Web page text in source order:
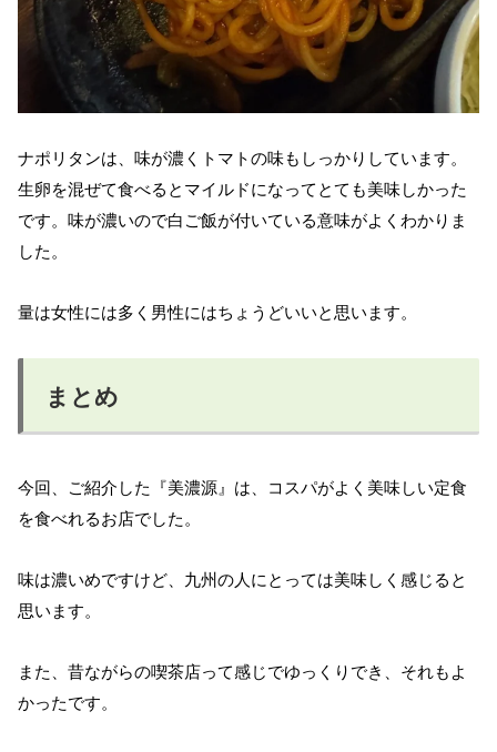
ナポリタンは、味が濃くトマトの味もしっかりしています。
生卵を混ぜて食べるとマイルドになってとても美味しかった
です。味が濃いので白ご飯が付いている意味がよくわかりま
した。
量は女性には多く男性にはちょうどいいと思います。
まとめ
今回、ご紹介した『美濃源』は、コスパがよく美味しい定食
を食べれるお店でした。
味は濃いめですけど、九州の人にとっては美味しく感じると
思います。
また、昔ながらの喫茶店って感じでゆっくりでき、それもよ
かったです。